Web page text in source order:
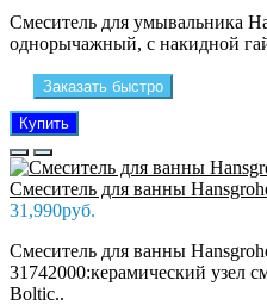
Смеситель для умывальника
однорычажный, с накидной
Заказать быстро
Купить
Смеситель для ванны
31,990руб.
Смеситель для ванны
31742000:керамический узел
Boltic..